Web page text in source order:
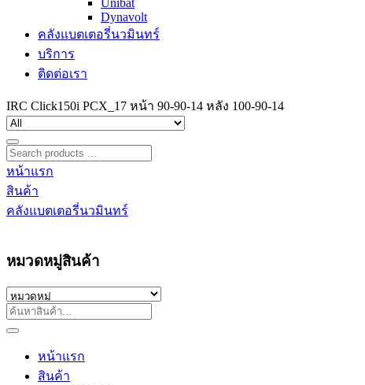
Unibat
Dynavolt
คลังแบตเตอรี่นวมินทร์
บริการ
ติดต่อเรา
IRC Click150i PCX_17 หน้า 90-90-14 หลัง 100-90-14
หน้าแรก
สินค้า
คลังแบตเตอรี่นวมินทร์
หมวดหมู่สินค้า
หน้าแรก
สินค้า